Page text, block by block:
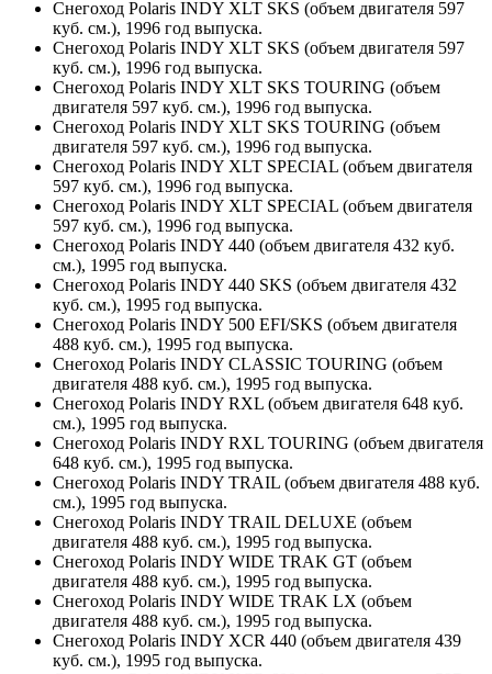
Снегоход Polaris INDY XLT SKS (объем двигателя 597
куб. см.), 1996 год выпуска.
Снегоход Polaris INDY XLT SKS (объем двигателя 597
куб. см.), 1996 год выпуска.
Снегоход Polaris INDY XLT SKS TOURING (объем
двигателя 597 куб. см.), 1996 год выпуска.
Снегоход Polaris INDY XLT SKS TOURING (объем
двигателя 597 куб. см.), 1996 год выпуска.
Снегоход Polaris INDY XLT SPECIAL (объем двигателя
597 куб. см.), 1996 год выпуска.
Снегоход Polaris INDY XLT SPECIAL (объем двигателя
597 куб. см.), 1996 год выпуска.
Снегоход Polaris INDY 440 (объем двигателя 432 куб.
см.), 1995 год выпуска.
Снегоход Polaris INDY 440 SKS (объем двигателя 432
куб. см.), 1995 год выпуска.
Снегоход Polaris INDY 500 EFI/SKS (объем двигателя
488 куб. см.), 1995 год выпуска.
Снегоход Polaris INDY CLASSIC TOURING (объем
двигателя 488 куб. см.), 1995 год выпуска.
Снегоход Polaris INDY RXL (объем двигателя 648 куб.
см.), 1995 год выпуска.
Снегоход Polaris INDY RXL TOURING (объем двигателя
648 куб. см.), 1995 год выпуска.
Снегоход Polaris INDY TRAIL (объем двигателя 488 куб.
см.), 1995 год выпуска.
Снегоход Polaris INDY TRAIL DELUXE (объем
двигателя 488 куб. см.), 1995 год выпуска.
Снегоход Polaris INDY WIDE TRAK GT (объем
двигателя 488 куб. см.), 1995 год выпуска.
Снегоход Polaris INDY WIDE TRAK LX (объем
двигателя 488 куб. см.), 1995 год выпуска.
Снегоход Polaris INDY XCR 440 (объем двигателя 439
куб. см.), 1995 год выпуска.